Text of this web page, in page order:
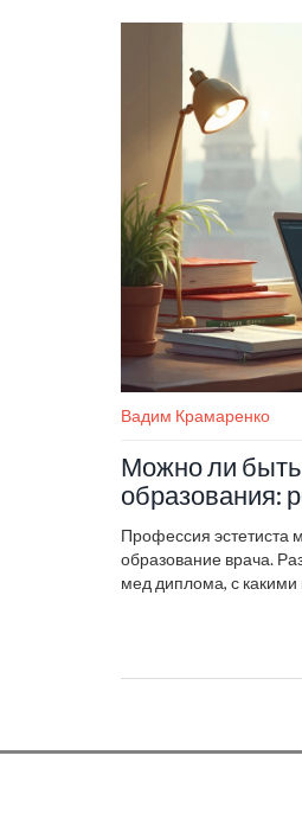
Вадим Крамаренко
Можно ли быть
образования:
Профессия эстетиста
образование врача.
мед диплома, с какими
медицины за плечами.